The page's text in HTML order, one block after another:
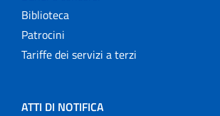
Biblioteca
Patrocini
Tariffe dei servizi a terzi
ATTI DI NOTIFICA